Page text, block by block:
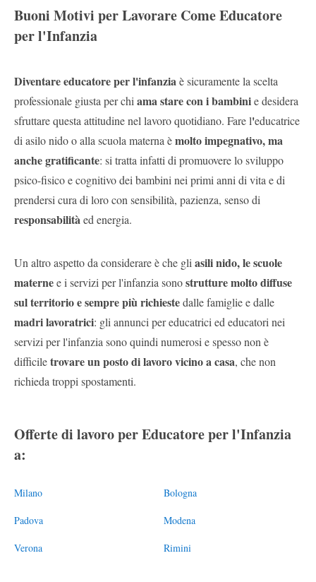
Buoni Motivi per Lavorare Come Educatore
per l'Infanzia
Diventare educatore per l'infanziaè sicuramente la scelta
professionale giusta per chi ama stare con i bambinie desidera
sfruttare questa attitudine nel lavoro quotidiano. Fare l'educatrice
di asilo nido o alla scuola materna èmolto impegnativo, ma
anche gratificante: si tratta infatti di promuovere lo sviluppo
psico-fisico e cognitivo dei bambini nei primi anni di vita e di
prendersi cura di loro con sensibilità, pazienza, senso di
responsabilitàed energia.
Un altro aspetto da considerare è che gli asili nido, le scuole
maternee i servizi per l'infanzia sonostrutture molto diffuse
sul territorio e sempre più richiestedalle famiglie e dalle
madri lavoratrici: gli annunci per educatrici ed educatori nei
servizi per l'infanzia sono quindi numerosi e spesso non è
difficiletrovare un posto di lavoro vicino a casa, che non
richieda troppi spostamenti.
Offerte di lavoro per Educatore per l'Infanzia
a:
Milano
Padova
Verona
Bologna
Modena
Rimini